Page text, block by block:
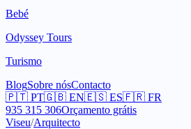
Bebé
Odyssey Tours
Turismo
BlogSobre nósContacto
🇵🇹 PT🇬🇧 EN🇪🇸 ES🇫🇷 FR
935 315 306Orçamento grátis
Viseu/Arquitecto